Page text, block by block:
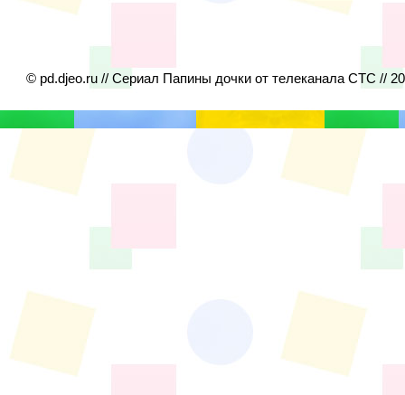
© pd.djeo.ru // Сериал Папины дочки от телеканала СТС //